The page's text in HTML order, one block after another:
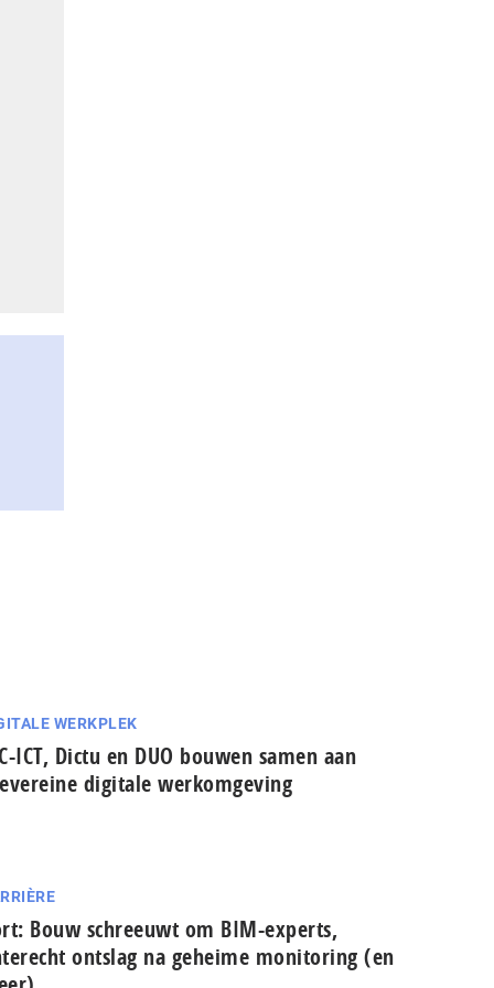
WERKPLEK
ICT, Dictu en DUO bouwen samen aan
digitale werkomgeving
Bouw schreeuwt om BIM-experts,
ontslag na geheime monitoring (en